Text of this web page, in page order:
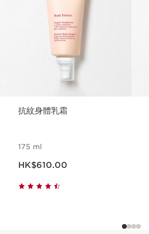
抗紋身體乳霜
175 ml
HK$610.00